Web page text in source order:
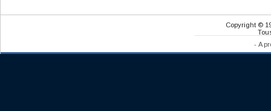
Copyright ©
- A